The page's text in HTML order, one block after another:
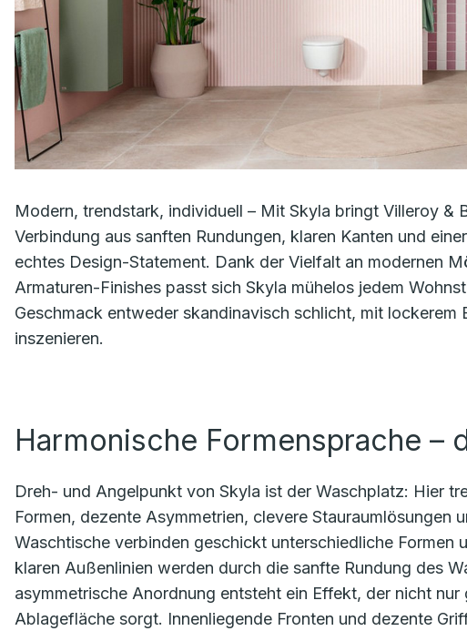
Modern, trendstark, individuell – Mit Skyla bringt Villeroy &
Verbindung aus sanften Rundungen, klaren Kanten und
echtes Design-Statement. Dank der Vielfalt an modernen
Armaturen-Finishes passt sich Skyla mühelos jedem
Geschmack entweder skandinavisch schlicht, mit
inszenieren.
Harmonische Formensprache –
Dreh- und Angelpunkt von Skyla ist der Waschplatz: Hier
Formen, dezente Asymmetrien, clevere Stauraumlösungen
Waschtische verbinden geschickt unterschiedliche
klaren Außenlinien werden durch die sanfte Rundung des
asymmetrische Anordnung entsteht ein Effekt, der nicht
Ablagefläche sorgt. Innenliegende Fronten und dezente